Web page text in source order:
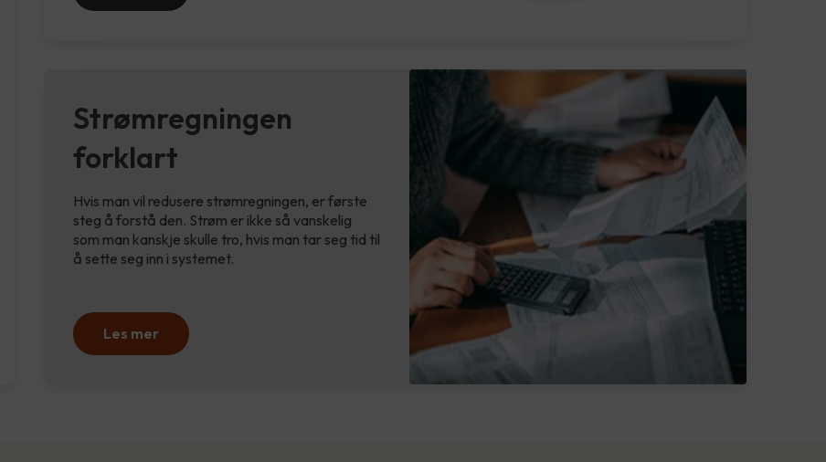
Strømregningen
forklart
Hvis man vil redusere strømregningen, er første
steg å forstå den. Strøm er ikke så vanskelig
som man kanskje skulle tro, hvis man tar seg tid til
å sette seg inn i systemet.
Les mer